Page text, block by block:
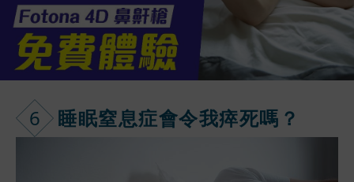
6 睡眠窒息症會令我瘁死嗎？